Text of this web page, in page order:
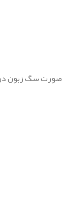
صورت سگ